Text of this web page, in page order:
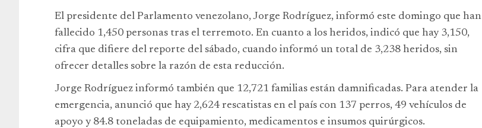
El presidente del Parlamento venezolano, Jorge Rodríguez, informó este domingo que han
fallecido 1,450 personas tras el terremoto. En cuanto a los heridos, indicó que hay 3,150,
cifra que difiere del reporte del sábado, cuando informó un total de 3,238 heridos, sin
ofrecer detalles sobre la razón de esta reducción.
Jorge Rodríguez informó también que 12,721 familias están damnificadas. Para atender la
emergencia, anunció que hay 2,624 rescatistas en el país con 137 perros, 49 vehículos de
apoyo y 84.8 toneladas de equipamiento, medicamentos e insumos quirúrgicos.